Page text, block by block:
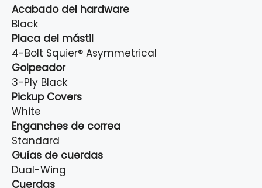
Acabado del hardware
Black
Placa del mástil
4-Bolt Squier® Asymmetrical
Golpeador
3-Ply Black
Pickup Covers
White
Enganches de correa
Standard
Guías de cuerdas
Dual-Wing
Cuerdas